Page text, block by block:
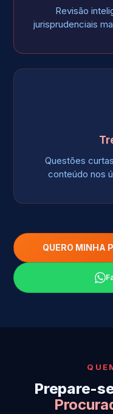
Revisão
jurisprudenciais
Questões
conteúdo nos
QUERO MINHA
Prepare-